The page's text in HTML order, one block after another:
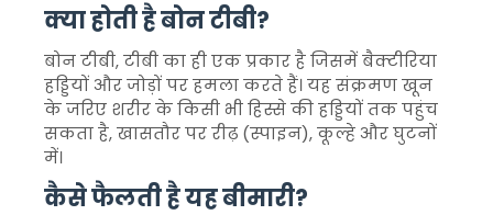
क्या होती है बोन टीबी?
बोन टीबी, टीबी का ही एक प्रकार है जिसमें बैक्टीरिया
हड्डियों और जोड़ों पर हमला करते हैं। यह संक्रमण खून
के जरिए शरीर के किसी भी हिस्से की हड्डियों तक पहुंच
सकता है, खासतौर पर रीढ़ (स्पाइन), कूल्हे और घुटनों
में।
कैसे फैलती है यह बीमारी?